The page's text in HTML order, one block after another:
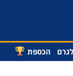
הכספת